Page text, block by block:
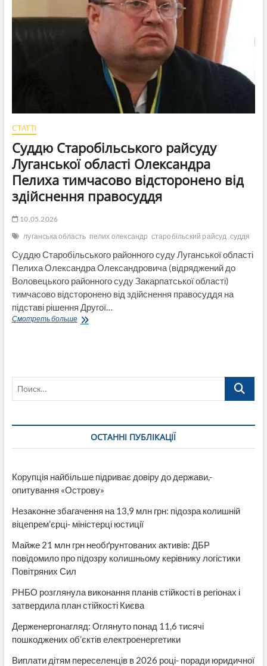
Ірані
змусила
половину
водіїв
відмовитися
СТАТТІ
Суддю Старобільського райсуду
Луганської області Олександра
Пелиха тимчасово відсторонено від
здійснення правосуддя
10.05.2026
луганська область пелих олександр старобільский райсуд суддя
Суддю Старобільського районного суду Луганської області
Пелиха Олександра Олександровича (відряджений до
Воловецького районного суду Закарпатської області)
тимчасово відсторонено від здійснення правосуддя на
підставі рішення Другої…
Смотреть большеСуддю
здійснення
правосуддя
Поиск…
ОСТАННІ ПУБЛІКАЦІЇ
Корупція найбільше підриває довіру до держави,-
опитування «Острову»
Незаконне збагачення на 13,9 млн грн: підозра колишній
віцепрем’єрці- міністерці юстиції
Майже 21 млн грн необґрунтованих активів: ДБР
повідомило про підозру колишньому керівнику логістики
Повітряних Сил
РНБО розглянула виконання планів стійкості в регіонах і
затвердила план стійкості Києва
Держенергонагляд: Оглянуто понад 11,6 тисячі
пошкоджених об’єктів електроенергетики
Виплати дітям переселенців в 2026 році- поради юридичної